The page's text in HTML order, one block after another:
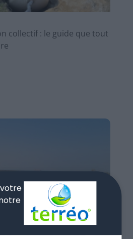
collectif : le guide que tout